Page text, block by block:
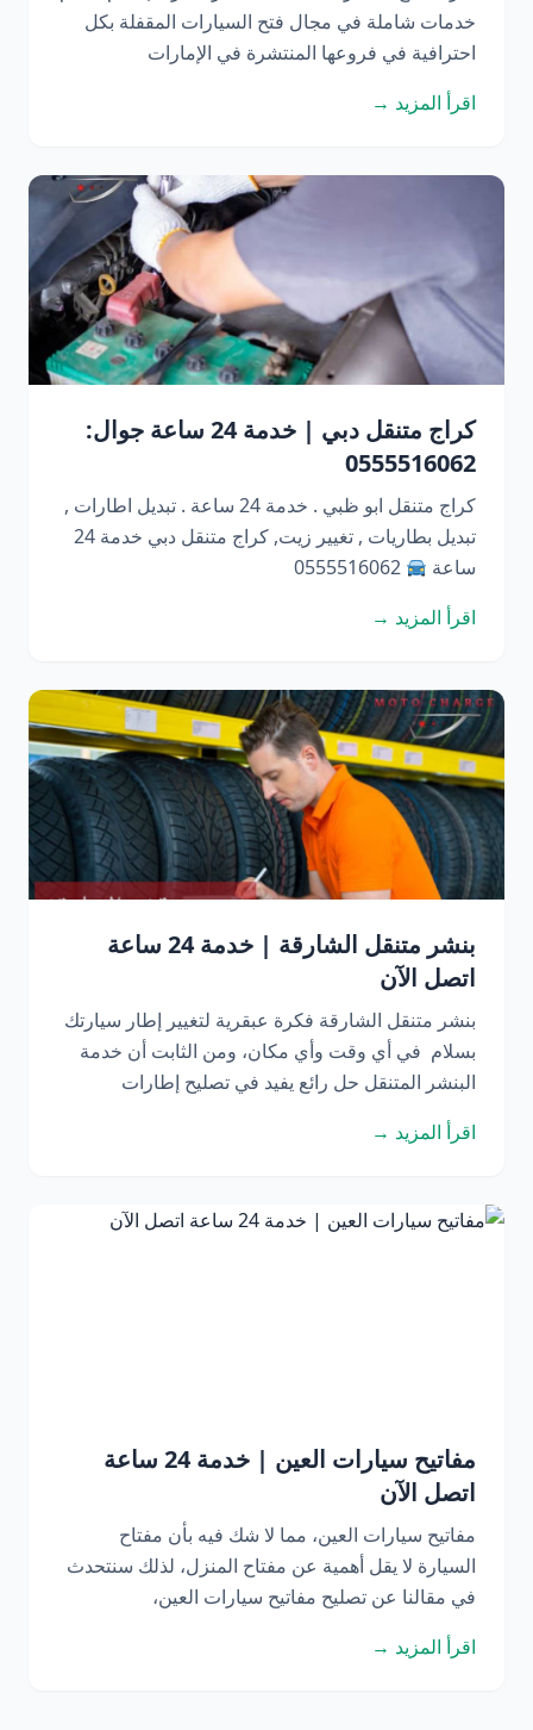
خدمات شاملة في مجال فتح السيارات المقفلة بكل
احترافية في فروعها المنتشرة في الإمارات
اقرأ المزيد →
كراج متنقل دبي | خدمة 24 ساعة جوال:
0555516062
كراج متنقل ابو ظبي . خدمة 24 ساعة . تبديل اطارات ,
تبديل بطاريات , تغيير زيت, كراج متنقل دبي خدمة 24
ساعة
0555516062
اقرأ المزيد →
بنشر متنقل الشارقة | خدمة 24 ساعة
اتصل الآن
بنشر متنقل الشارقة فكرة عبقرية لتغيير إطار سيارتك
بسلام في أي وقت وأي مكان، ومن الثابت أن خدمة
البنشر المتنقل حل رائع يفيد في تصليح إطارات
اقرأ المزيد →
مفاتيح سيارات العين | خدمة 24 ساعة
اتصل الآن
مفاتيح سيارات العين، مما لا شك فيه بأن مفتاح
السيارة لا يقل أهمية عن مفتاح المنزل، لذلك سنتحدث
في مقالنا عن تصليح مفاتيح سيارات العين،
اقرأ المزيد →